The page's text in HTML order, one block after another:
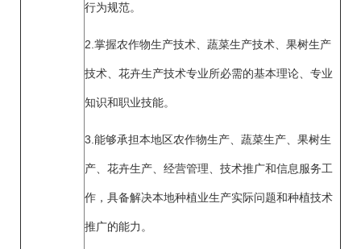
行为规范。
2.掌握农作物生产技术、蔬菜生产技术、果树生产
技术、花卉生产技术专业所必需的基本理论、专业
知识和职业技能。
3.能够承担本地区农作物生产、蔬菜生产、果树生
产、花卉生产、经营管理、技术推广和信息服务工
作，具备解决本地种植业生产实际问题和种植技术
推广的能力。